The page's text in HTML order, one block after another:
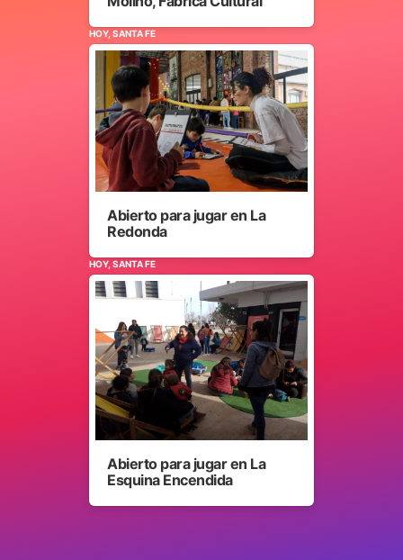
HOY, SANTA FE
Abierto para jugar en La
Redonda
HOY, SANTA FE
Abierto para jugar en La
Esquina Encendida